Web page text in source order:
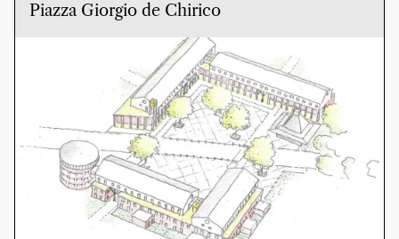
Piazza Giorgio de Chirico